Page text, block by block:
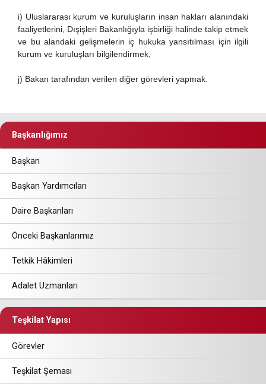
i) Uluslararası kurum ve kuruluşların insan hakları alanındaki
faaliyetlerini, Dışişleri Bakanlığıyla işbirliği halinde takip etmek
ve bu alandaki gelişmelerin iç hukuka yansıtılması için ilgili
kurum ve kuruluşları bilgilendirmek,
j) Bakan tarafından verilen diğer görevleri yapmak.
Başkanlığımız
Başkan
Başkan Yardımcıları
Daire Başkanları
Önceki Başkanlarımız
Tetkik Hâkimleri
Adalet Uzmanları
Teşkilat Yapısı
Görevler
Teşkilat Şeması